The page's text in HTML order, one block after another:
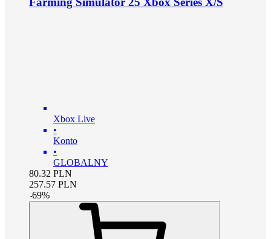
Xbox Live
•
Konto
•
GLOBALNY
80.32 PLN
257.57 PLN
-69%